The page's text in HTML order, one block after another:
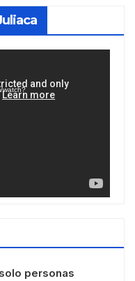
watch?
personas